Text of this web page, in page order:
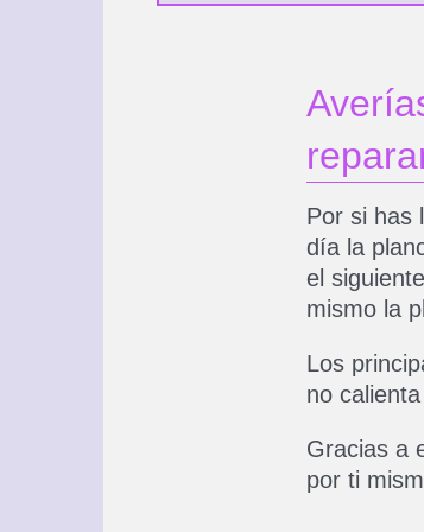
Por si has
día la
el
mismo la
Los
no
Gracias a
por ti